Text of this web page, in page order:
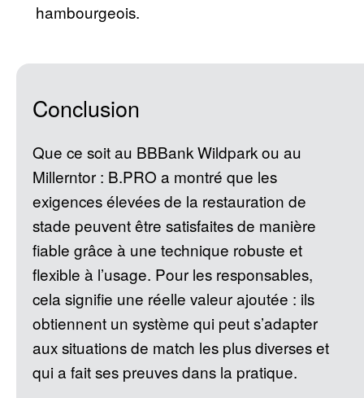
hambourgeois.
Conclusion
Que ce soit au BBBank Wildpark ou au
Millerntor : B.PRO a montré que les
exigences élevées de la restauration de
stade peuvent être satisfaites de manière
fiable grâce à une technique robuste et
flexible à l’usage. Pour les responsables,
cela signifie une réelle valeur ajoutée : ils
obtiennent un système qui peut s’adapter
aux situations de match les plus diverses et
qui a fait ses preuves dans la pratique.